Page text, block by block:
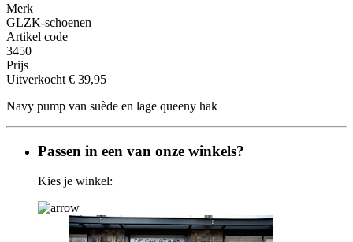
Merk
GLZK-schoenen
Artikel code
3450
Prijs
Uitverkocht € 39,95
Navy pump van suède en lage queeny hak
Passen in een van onze winkels?
Kies je winkel: